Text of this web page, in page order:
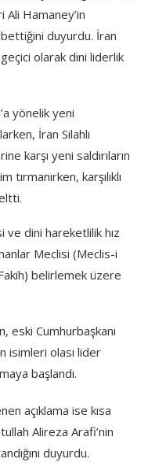
Hamaney’in
duyurdu. İran
olarak dini liderlik
yönelik yeni
İran Silahlı
karşı yeni saldırıların
tırmanırken, karşılıklı
ve dini hareketlilik hız
Meclisi (Meclis-i
belirlemek üzere
eski Cumhurbaşkanı
isimleri olası lider
başlandı.
açıklama ise kısa
Alireza Arafi’nin
duyurdu.